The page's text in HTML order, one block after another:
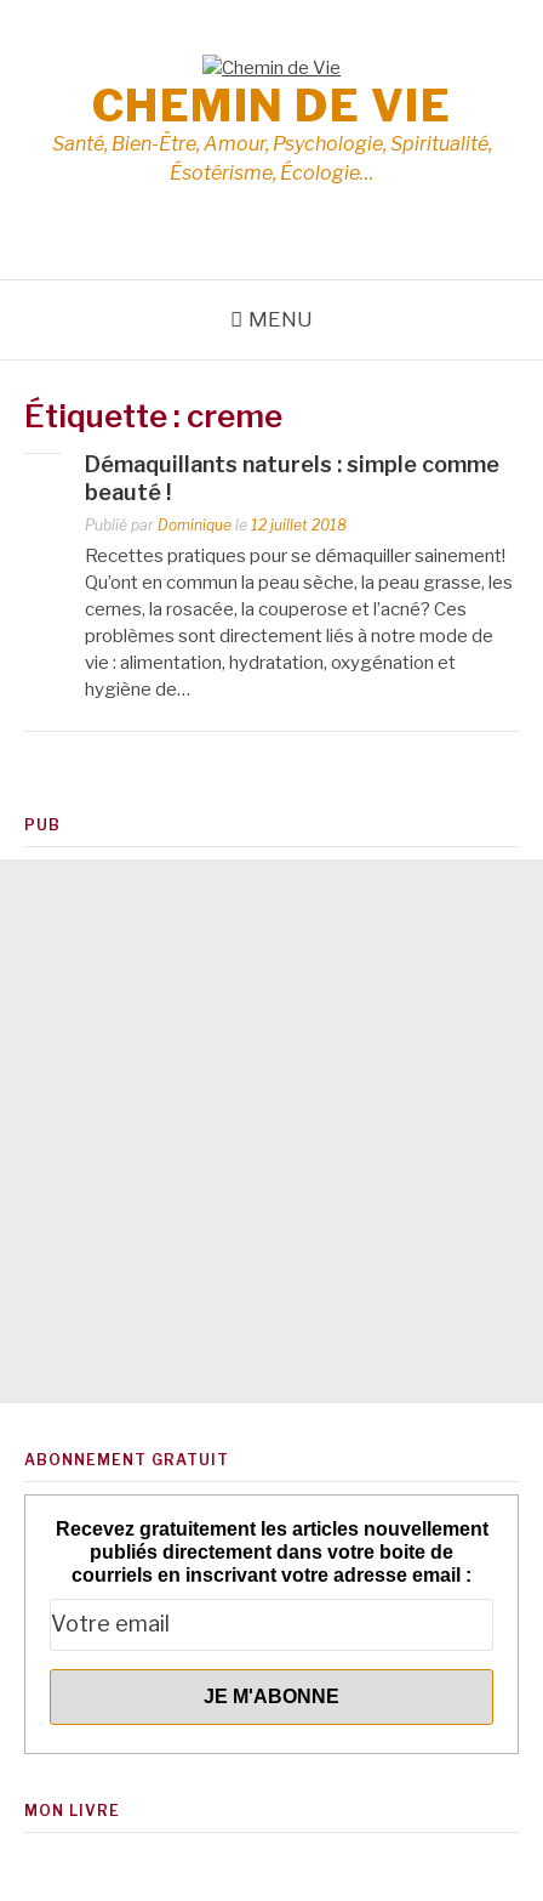
CHEMIN DE VIE
Santé, Bien-Être, Amour, Psychologie, Spiritualité,
Ésotérisme, Écologie…
MENU
Étiquette : creme
Démaquillants naturels : simple comme
beauté !
Publié par Dominique le 12 juillet 2018
Recettes pratiques pour se démaquiller sainement!
Qu’ont en commun la peau sèche, la peau grasse, les
cernes, la rosacée, la couperose et l’acné? Ces
problèmes sont directement liés à notre mode de
vie : alimentation, hydratation, oxygénation et
hygiène de…
PUB
ABONNEMENT GRATUIT
Recevez gratuitement les articles nouvellement
publiés directement dans votre boite de
courriels en inscrivant votre adresse email :
MON LIVRE